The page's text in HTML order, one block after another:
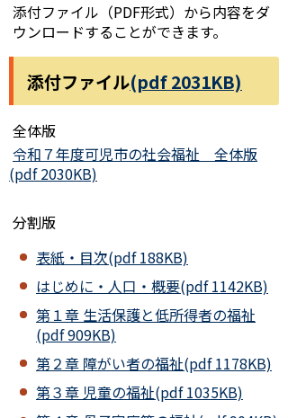
添付ファイル（PDF形式）から内容をダ
ウンロードすることができます。
添付ファイル(pdf 2031KB)
全体版
令和７年度可児市の社会福祉 全体版
(pdf 2030KB)
分割版
表紙・目次(pdf 188KB)
はじめに・人口・概要(pdf 1142KB)
第１章 生活保護と低所得者の福祉
(pdf 909KB)
第２章 障がい者の福祉(pdf 1178KB)
第３章 児童の福祉(pdf 1035KB)